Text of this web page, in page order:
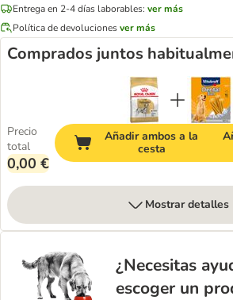
Entrega en 2-4 días laborables: ver más
Política de devolucionesver más
Comprados juntos
Precio
total
0,00 €
Añadir ambos a la
cesta
Mostrar detalles
¿Necesitas
escoger un